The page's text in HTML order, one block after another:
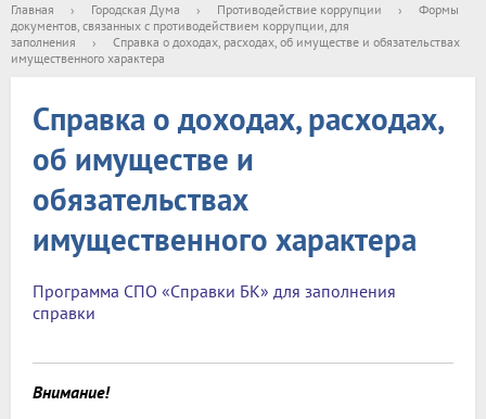
Главная › Городская Дума › Противодействие коррупции ›
Формы
документов, связанных с противодействием коррупции, для
заполнения
›
Справка о доходах, расходах, об имуществе и обязательствах
имущественного характера
Справка о доходах, расходах,
об имуществе и
обязательствах
имущественного характера
Программа СПО «Справки БК» для заполнения
справки
Внимание!